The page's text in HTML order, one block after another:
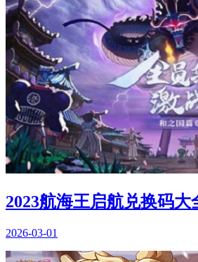
2023航海王启航兑换码大
2026-03-01